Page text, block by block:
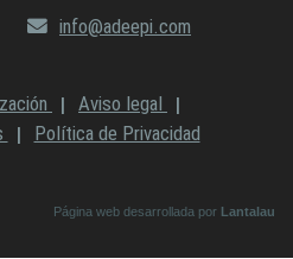
info@adeepi.com
Aviso legal
Política de Privacidad
Página web desarrollada por Lantalau